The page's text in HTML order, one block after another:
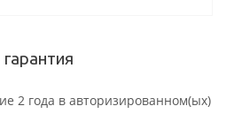
2 года в авторизированном(ых)